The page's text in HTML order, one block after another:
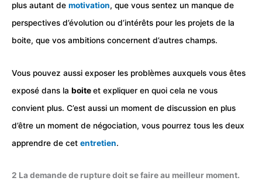
plus autant de motivation, que vous sentez un manque de
perspectives d’évolution ou d’intérêts pour les projets de la
boite, que vos ambitions concernent d’autres champs.
Vous pouvez aussi exposer les problèmes auxquels vous êtes
exposé dans la boiteet expliquer en quoi cela ne vous
convient plus. C’est aussi un moment de discussion en plus
d’être un moment de négociation, vous pourrez tous les deux
apprendre de cet entretien.
2 La demande de rupture doit se faire au meilleur moment.